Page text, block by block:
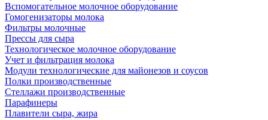
Вспомогательное молочное оборудование
Гомогенизаторы молока
Фильтры молочные
Прессы для сыра
Технологическое молочное оборудование
Учет и фильтрация молока
Модули технологические для майонезов и соусов
Полки производственные
Стеллажи производственные
Парафинеры
Плавители сыра, жира